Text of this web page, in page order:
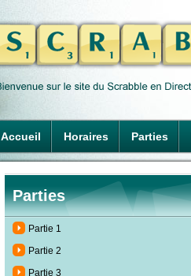
Accueil Horaires Parties
Parties
Partie 1
Partie 2
Partie 3